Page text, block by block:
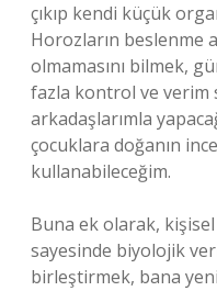
çıkıp kendi küçük
Horozların beslenme
olmamasını bilmek,
fazla kontrol ve verim
arkadaşlarımla
çocuklara doğanın
kullanabileceğim.
Buna ek olarak,
sayesinde biyolojik
birleştirmek, bana